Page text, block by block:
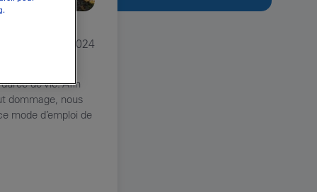
11/2024
de vie. Afin
dommage, nous
mode d’emploi de